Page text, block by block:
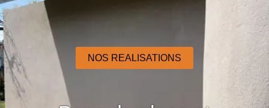
NOS REALISATIONS